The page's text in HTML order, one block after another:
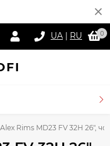
UA | RU 0
Rims MD23 FV 32H 26",